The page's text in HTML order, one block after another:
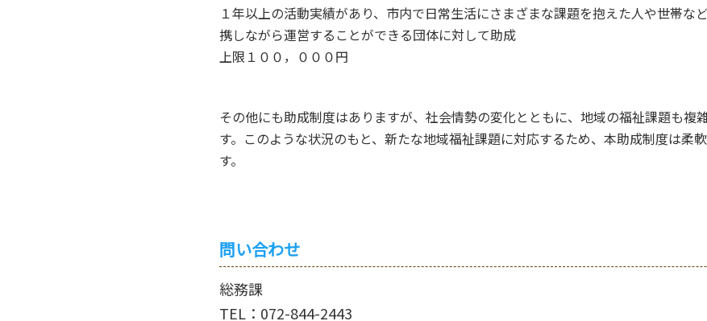
１年以上の活動実績があり、市内で日常生活にさまざまな課題を抱えた人や世帯な
携しながら運営することができる団体に対して助成
上限１００，０００円
その他にも助成制度はありますが、社会情勢の変化とともに、地域の福祉課題も複
す。このような状況のもと、新たな地域福祉課題に対応するため、本助成制度は柔
す。
問い合わせ
総務課
TEL：072-844-2443